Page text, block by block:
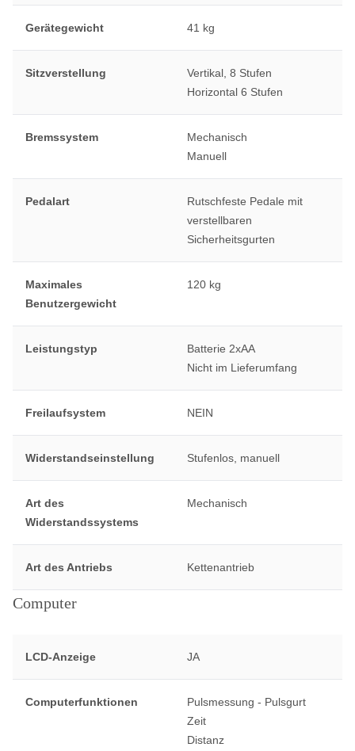
Gerätegewicht 41 kg
Sitzverstellung
Vertikal, 8 Stufen
Horizontal 6 Stufen
Bremssystem
Mechanisch
Manuell
Pedalart
Rutschfeste Pedale mit
verstellbaren
Sicherheitsgurten
Maximales
Benutzergewicht
120 kg
Leistungstyp
Batterie 2xAA
Nicht im Lieferumfang
Freilaufsystem NEIN
Widerstandseinstellung Stufenlos, manuell
Art des
Widerstandssystems
Mechanisch
Art des Antriebs Kettenantrieb
Computer
LCD-Anzeige JA
Computerfunktionen
Pulsmessung - Pulsgurt
Zeit
Distanz